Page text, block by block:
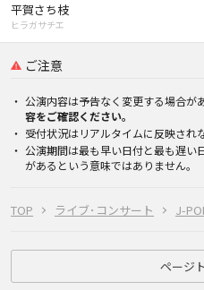
TOP ライブ･コンサート J-
平賀さち枝
ヒラガサチエ
ご注意
公演内容は予告なく変更する場合が
容をご確認ください。
受付状況はリアルタイムに反映され
公演期間は最も早い日付と最も遅い
があるという意味ではありません。
ページ